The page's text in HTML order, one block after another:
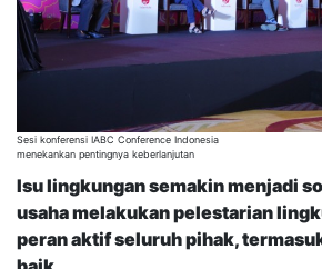
Sesi konferensi IABC Conference Indonesia
menekankan pentingnya keberlanjutan
Isu lingkungan semakin menjadi
usaha melakukan pelestarian
peran aktif seluruh pihak,